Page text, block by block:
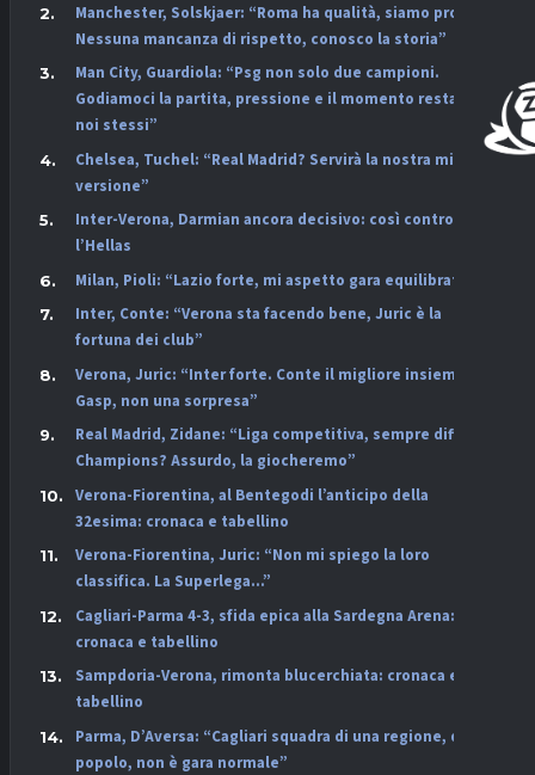
Manchester, Solskjaer: “Roma ha qualità, siamo pronti.
Nessuna mancanza di rispetto, conosco la storia”
Man City, Guardiola: “Psg non solo due campioni.
Godiamoci la partita, pressione e il momento restando
noi stessi”
Chelsea, Tuchel: “Real Madrid? Servirà la nostra miglior
versione”
Inter-Verona, Darmian ancora decisivo: così contro
l’Hellas
Milan, Pioli: “Lazio forte, mi aspetto gara equilibrata”
Inter, Conte: “Verona sta facendo bene, Juric è la
fortuna dei club”
Verona, Juric: “Inter forte. Conte il migliore insieme a
Gasp, non una sorpresa”
Real Madrid, Zidane: “Liga competitiva, sempre difficile.
Champions? Assurdo, la giocheremo”
Verona-Fiorentina, al Bentegodi l’anticipo della
32esima: cronaca e tabellino
Verona-Fiorentina, Juric: “Non mi spiego la loro
classifica. La Superlega…”
Cagliari-Parma 4-3, sfida epica alla Sardegna Arena:
cronaca e tabellino
Sampdoria-Verona, rimonta blucerchiata: cronaca e
tabellino
Parma, D’Aversa: “Cagliari squadra di una regione, di un
popolo, non è gara normale”